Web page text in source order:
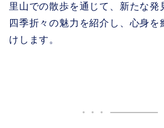
里山での散歩を通じて、新たな発
四季折々の魅力を紹介し、心身を
けします。